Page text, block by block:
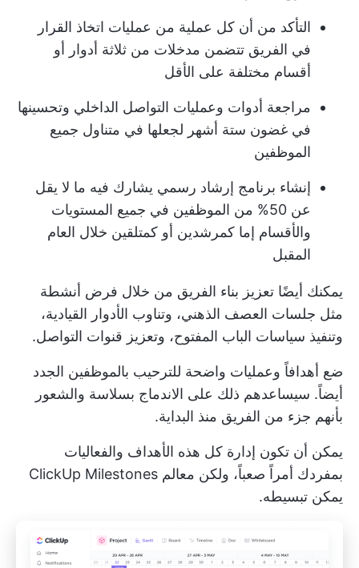
التأكد من أن كل عملية من عمليات اتخاذ القرار
في الفريق تتضمن مدخلات من ثلاثة أدوار أو
أقسام مختلفة على الأقل
مراجعة أدوات وعمليات التواصل الداخلي وتحسينها
في غضون ستة أشهر لجعلها في متناول جميع
الموظفين
إنشاء برنامج إرشاد رسمي يشارك فيه ما لا يقل
عن 50% من الموظفين في جميع المستويات
والأقسام إما كمرشدين أو كمتلقين خلال العام
المقبل
يمكنك أيضًا تعزيز بناء الفريق من خلال فرض أنشطة
مثل جلسات العصف الذهني، وتناوب الأدوار القيادية،
وتنفيذ سياسات الباب المفتوح، وتعزيز قنوات التواصل.
ضع أهدافاً وعمليات واضحة للترحيب بالموظفين الجدد
أيضاً. سيساعدهم ذلك على الاندماج بسلاسة والشعور
بأنهم جزء من الفريق منذ البداية.
يمكن أن تكون إدارة كل هذه الأهداف والفعاليات
بمفردك أمراً صعباً، ولكن معالم ClickUp Milestones
يمكن تبسيطه.